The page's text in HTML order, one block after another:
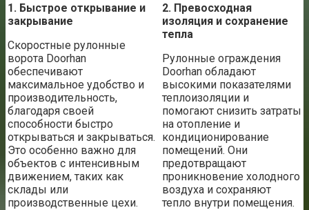
1. Быстрое открывание и
закрывание
Скоростные рулонные
ворота Doorhan
обеспечивают
максимальное удобство и
производительность,
благодаря своей
способности быстро
открываться и закрываться.
Это особенно важно для
объектов с интенсивным
движением, таких как
склады или
производственные цехи.
2. Превосходная
изоляция и сохранение
тепла
Рулонные ограждения
Doorhan обладают
высокими показателями
теплоизоляции и
помогают снизить затраты
на отопление и
кондиционирование
помещений. Они
предотвращают
проникновение холодного
воздуха и сохраняют
тепло внутри помещения.